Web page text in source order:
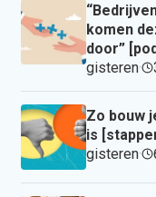
komen
door”
gisteren·
Zo bouw
is
gisteren·